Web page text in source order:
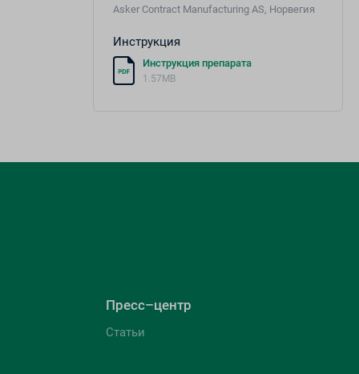
Asker Contract Manufacturing AS, Норвегия
Инструкция
Инструкция препарата
1.57MB
Пресс–центр
Статьи